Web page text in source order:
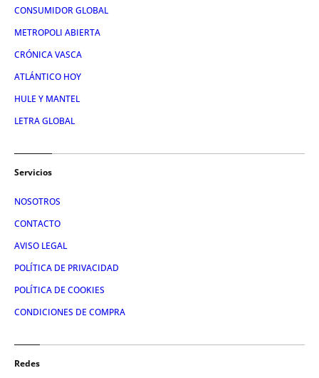
CONSUMIDOR GLOBAL
METROPOLI ABIERTA
CRÓNICA VASCA
ATLÁNTICO HOY
HULE Y MANTEL
LETRA GLOBAL
Servicios
NOSOTROS
CONTACTO
AVISO LEGAL
POLÍTICA DE PRIVACIDAD
POLÍTICA DE COOKIES
CONDICIONES DE COMPRA
Redes